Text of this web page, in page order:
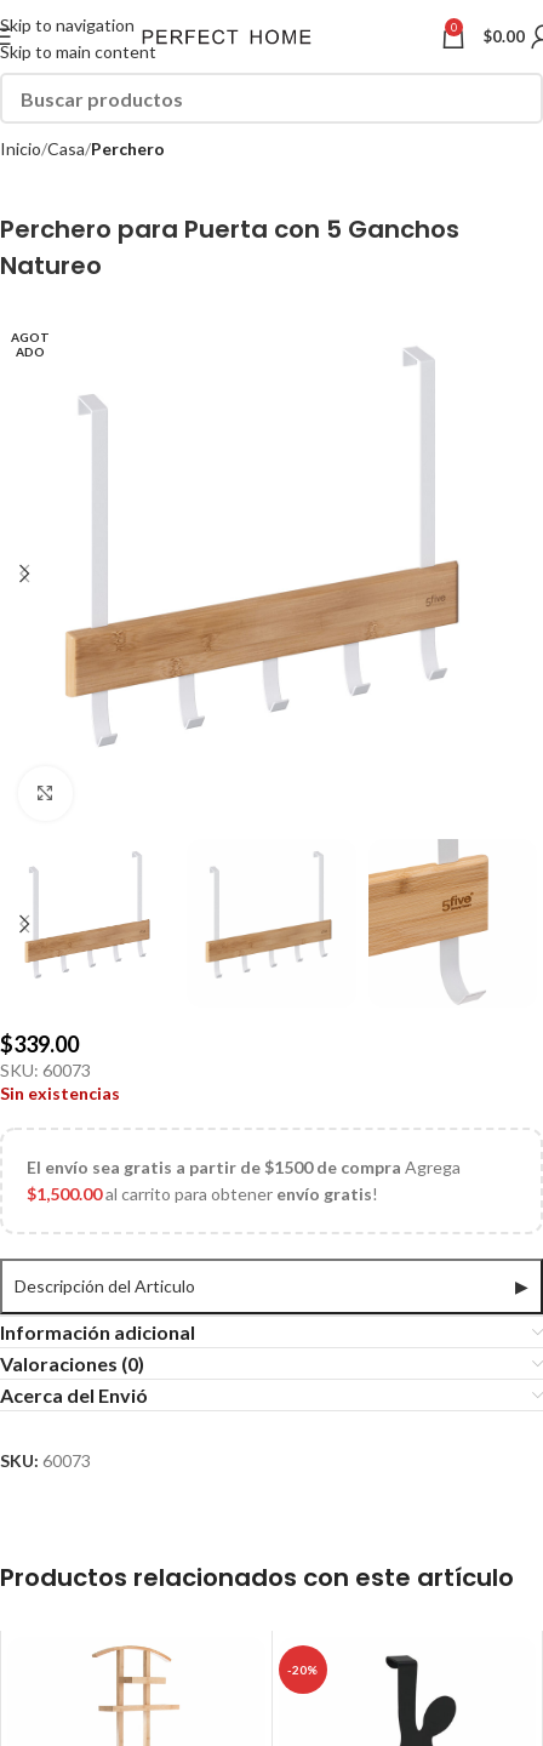
Skip to navigation
Skip to main content
0 $0.00
Inicio Casa Perchero
Perchero para Puerta con 5 Ganchos
Natureo
AGOT
ADO
$339.00
SKU: 60073
Sin existencias
El envío sea gratis a partir de $1500 de compra Agrega
$1,500.00al carrito para obtener envío gratis!
Descripción del Articulo ▶
Información adicional
Valoraciones (0)
Acerca del Envió
SKU: 60073
Productos relacionados con este artículo
-20%